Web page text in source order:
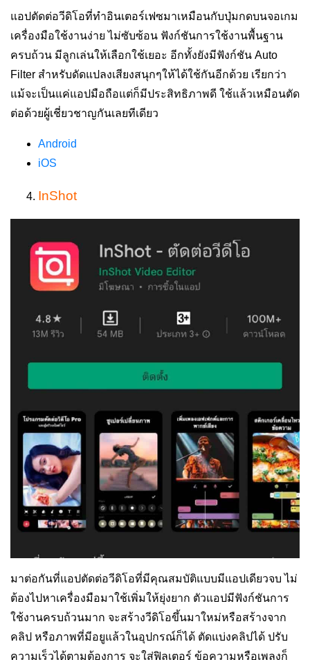
แอปตัดต่อวีดิโอที่ทำอินเตอร์เฟซมาเหมือนกับปุ่มกดบนจอเกม
เครื่องมือใช้งานง่าย ไม่ซับซ้อน ฟังก์ชันการใช้งานพื้นฐาน
ครบถ้วน มีลูกเล่นให้เลือกใช้เยอะ อีกทั้งยังมีฟังก์ชัน Auto
Filter สำหรับดัดแปลงเสียงสนุกๆให้ได้ใช้กันอีกด้วย เรียกว่า
แม้จะเป็นแค่แอปมือถือแต่ก็มีประสิทธิภาพดี ใช้แล้วเหมือนตัด
ต่อด้วยผู้เชี่ยวชาญกันเลยทีเดียว
Android
iOS
InShot
มาต่อกันที่แอปตัดต่อวีดิโอที่มีคุณสมบัติแบบมีแอปเดียวจบ ไม่
ต้องไปหาเครื่องมือมาใช้เพิ่มให้ยุ่งยาก ตัวแอปมีฟังก์ชันการ
ใช้งานครบถ้วนมาก จะสร้างวีดิโอขึ้นมาใหม่หรือสร้างจาก
คลิป หรือภาพที่มีอยูแล้วในอุปกรณ์ก็ได้ ตัดแบ่งคลิปได้ ปรับ
ความเร็วได้ตามต้องการ จะใส่ฟิลเตอร์ ข้อความหรือเพลงก็